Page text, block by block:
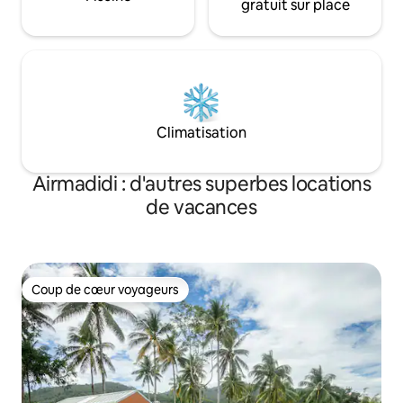
gratuit sur place
Climatisation
Airmadidi : d'autres superbes locations
de vacances
Coup de cœur voyageurs
Coup de cœur voyageurs